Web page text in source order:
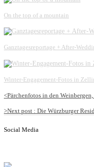
On the top of a mountain
Ganztagesreportage + After-
Winter-Engagement-Fotos in
<Pärchenfotos in den
>Next post : Die Würzburger
Social Media